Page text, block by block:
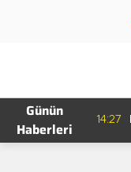
Günün
Haberleri
14:27